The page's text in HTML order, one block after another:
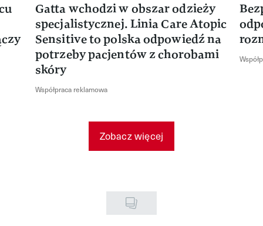
Gatta wchodzi w obszar odzieży
specjalistycznej. Linia Care Atopic
Sensitive to polska odpowiedź na
potrzeby pacjentów z chorobami
skóry
Współpraca reklamowa
Zobacz więcej